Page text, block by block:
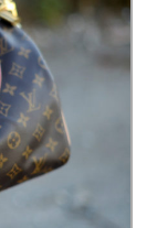
バイマの疑問に現役パーソナルショッパーが答えてみた